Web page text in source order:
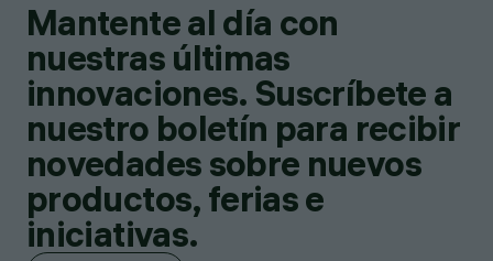
Mantente al día con
nuestras últimas
innovaciones. Suscríbete a
nuestro boletín para recibir
novedades sobre nuevos
productos, ferias e
iniciativas.